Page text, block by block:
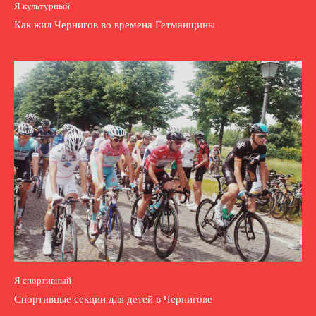
Я культурный
Как жил Чернигов во времена Гетманщины
Я спортивный
Спортивные секции для детей в Чернигове